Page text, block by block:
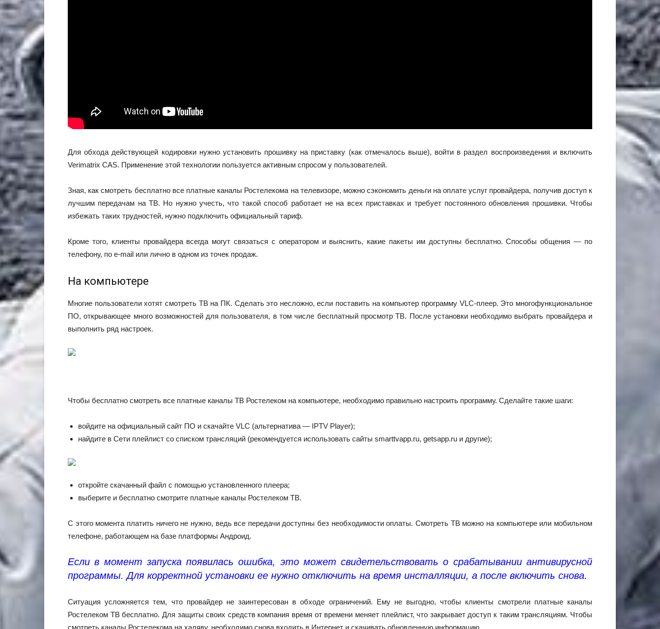
Для обхода действующей кодировки нужно установить прошивку на приставку (как отмечалось выше), войти в раздел воспроизведения и включить
Verimatrix CAS. Применение этой технологии пользуется активным спросом у пользователей.
Зная, как смотреть бесплатно все платные каналы Ростелекома на телевизоре, можно сэкономить деньги на оплате услуг провайдера, получив доступ к
лучшим передачам на ТВ. Но нужно учесть, что такой способ работает не на всех приставках и требует постоянного обновления прошивки. Чтобы
избежать таких трудностей, нужно подключить официальный тариф.
Кроме того, клиенты провайдера всегда могут связаться с оператором и выяснить, какие пакеты им доступны бесплатно. Способы общения — по
телефону, по e-mail или лично в одном из точек продаж.
На компьютере
Многие пользователи хотят смотреть ТВ на ПК. Сделать это несложно, если поставить на компьютер программу VLC-плеер. Это многофункциональное
ПО, открывающее много возможностей для пользователя, в том числе бесплатный просмотр ТВ. После установки необходимо выбрать провайдера и
выполнить ряд настроек.
Чтобы бесплатно смотреть все платные каналы ТВ Ростелеком на компьютере, необходимо правильно настроить программу. Сделайте такие шаги:
войдите на официальный сайт ПО и скачайте VLC (альтернатива — IPTV Player);
найдите в Сети плейлист со списком трансляций (рекомендуется использовать сайты smarttvapp.ru, getsapp.ru и другие);
откройте скачанный файл с помощью установленного плеера;
выберите и бесплатно смотрите платные каналы Ростелеком ТВ.
С этого момента платить ничего не нужно, ведь все передачи доступны без необходимости оплаты. Смотреть ТВ можно на компьютере или мобильном
телефоне, работающем на базе платформы Андроид.
Если в момент запуска появилась ошибка, это может свидетельствовать о срабатывании антивирусной
программы. Для корректной установки ее нужно отключить на время инсталляции, а после включить снова.
Ситуация усложняется тем, что провайдер не заинтересован в обходе ограничений. Ему не выгодно, чтобы клиенты смотрели платные каналы
Ростелеком ТВ бесплатно. Для защиты своих средств компания время от времени меняет плейлист, что закрывает доступ к таким трансляциям. Чтобы
смотреть каналы Ростелекома на халяву, необходимо снова входить в Интернет и скачивать обновленную информацию